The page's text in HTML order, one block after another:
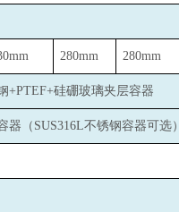
280mm 280mm
+PTEF+硅硼玻璃夹层容器
器（SUS316L不锈钢容器可选）